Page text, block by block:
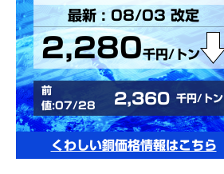
最新 : 08/03 改定
2,280千円/トン
前
値:07/28
2,360 千円/トン
くわしい銅価格情報はこちら